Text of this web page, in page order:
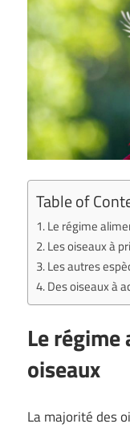
Table of
Le régime
Les oiseaux à
Les autres
Des oiseaux à
Le
oiseaux
La majorité des